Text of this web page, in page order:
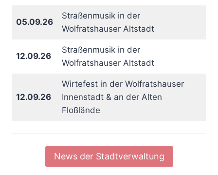
05.09.26
Straßenmusik in der
Wolfratshauser Altstadt
12.09.26
Straßenmusik in der
Wolfratshauser Altstadt
12.09.26
Wirtefest in der Wolfratshauser
Innenstadt & an der Alten
Floßlände
News der Stadtverwaltung